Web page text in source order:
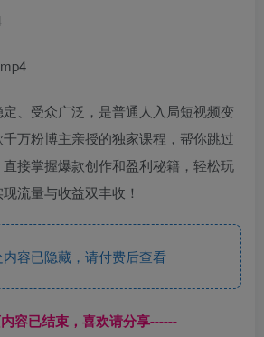
、受众广泛，是普通人入局短视频变
万粉博主亲授的独家课程，帮你跳过
接掌握爆款创作和盈利秘籍，轻松玩
流量与收益双丰收！
容已隐藏，请付费后查看
容已结束，喜欢请分享------